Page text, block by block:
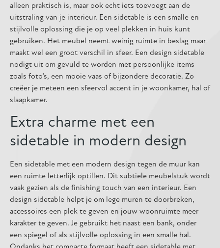
alleen praktisch is, maar ook echt iets toevoegt aan de
uitstraling van je interieur. Een sidetable is een smalle en
stijlvolle oplossing die je op veel plekken in huis kunt
gebruiken. Het meubel neemt weinig ruimte in beslag maar
maakt wel een groot verschil in sfeer. Een design sidetable
nodigt uit om gevuld te worden met persoonlijke items
zoals foto’s, een mooie vaas of bijzondere decoratie. Zo
creëer je meteen een sfeervol accent in je woonkamer, hal of
slaapkamer.
Extra charme met een
sidetable in modern design
Een sidetable met een modern design tegen de muur kan
een ruimte letterlijk optillen. Dit subtiele meubelstuk wordt
vaak gezien als de finishing touch van een interieur. Een
design sidetable helpt je om lege muren te doorbreken,
accessoires een plek te geven en jouw woonruimte meer
karakter te geven. Je gebruikt het naast een bank, onder
een spiegel of als stijlvolle oplossing in een smalle hal.